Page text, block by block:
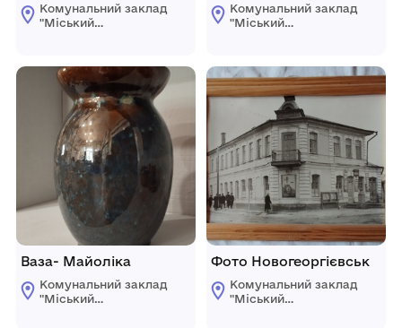
Комунальний заклад
"Міський
міської ради"
Ваза- Майоліка
Комунальний заклад
"Міський
Комунальний заклад
"Міський
міської ради"
Фото Новогеоргієвськ
Комунальний заклад
"Міський